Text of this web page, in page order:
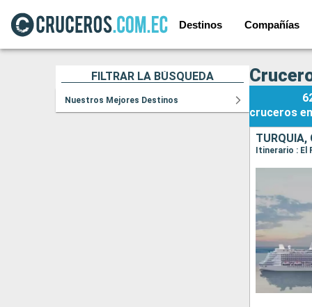
Destinos Compañías
FILTRAR LA BÚSQUEDA
Nuestros Mejores Destinos
cruceros
TURQUÍA,